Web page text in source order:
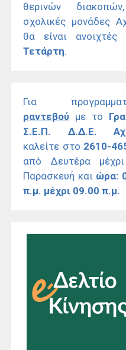
θερινών
σχολικές μονάδες
θα είναι ανοιχτές
Τετάρτη.
Για
ραντεβού με το
Σ.Ε.Π. Δ.Δ.Ε.
καλείτε στο 2610-
από Δευτέρα
Παρασκευή και ώρα:
π.μ. μέχρι 09.00 π.μ.